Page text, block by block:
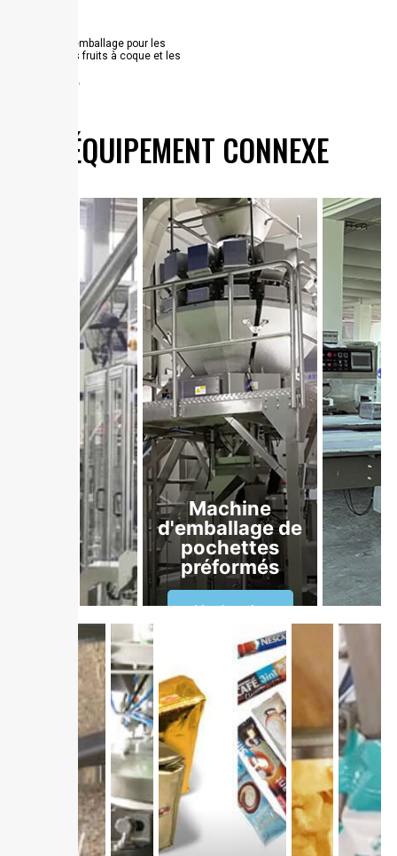
Solutions d’emballage pour les
céréales, les fruits à coque et les
Lire la suite "
ÉQUIPEMENT CONNEXE
Machine
d'emballage de
pochettes
préformés
Lire la suite